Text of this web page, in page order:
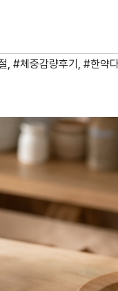
, #체중감량후기 , #한약